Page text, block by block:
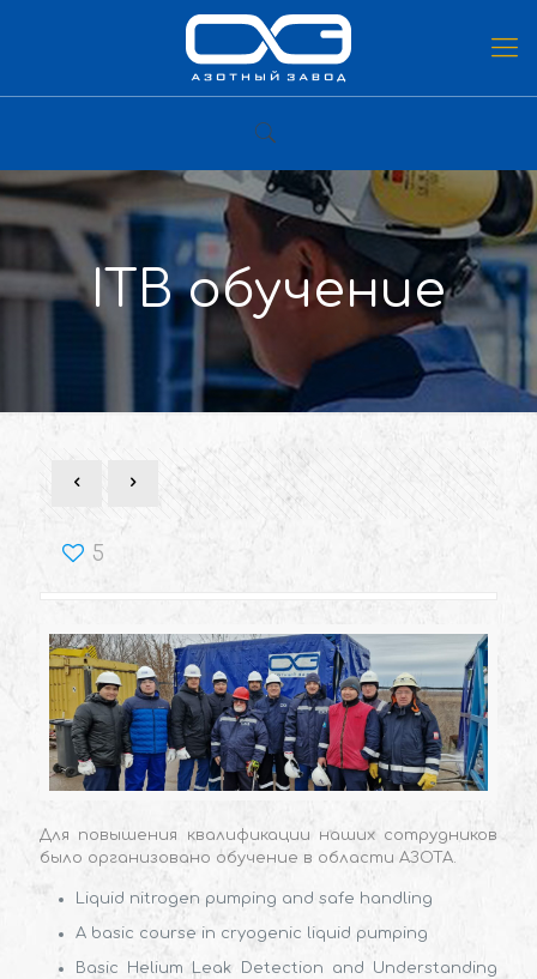
ITB обучение
5
Для повышения квалификации наших сотрудников
было организовано обучение в области АЗОТА.
Liquid nitrogen pumping and safe handling
A basic course in cryogenic liquid pumping
Basic Helium Leak Detection and Understanding